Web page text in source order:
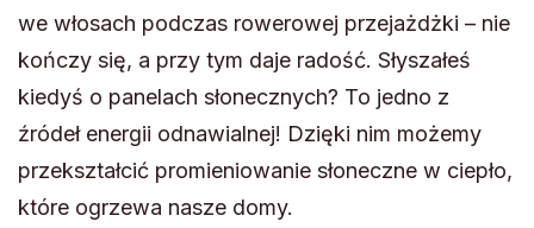
we włosach podczas rowerowej przejażdżki – nie
kończy się, a przy tym daje radość. Słyszałeś
kiedyś o panelach słonecznych? To jedno z
źródeł energii odnawialnej! Dzięki nim możemy
przekształcić promieniowanie słoneczne w ciepło,
które ogrzewa nasze domy.